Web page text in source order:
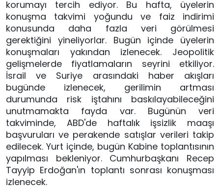
korumayı tercih ediyor. Bu hafta, üyelerin
konuşma takvimi yoğundu ve faiz indirimi
konusunda daha fazla veri görülmesi
gerektiğini yineliyorlar. Bugün içinde üyelerin
konuşmaları yakından izlenecek. Jeopolitik
gelişmelerde fiyatlamaların seyrini etkiliyor.
İsrail ve Suriye arasındaki haber akışları
bugünde izlenecek, gerilimin artması
durumunda risk iştahını baskılayabileceğini
unutmamakta fayda var. Bugünün veri
takviminde, ABD'de haftalık işsizlik maaşı
başvuruları ve perakende satışlar verileri takip
edilecek. Yurt içinde, bugün Kabine toplantısının
yapılması bekleniyor. Cumhurbaşkanı Recep
Tayyip Erdoğan'ın toplantı sonrası konuşması
izlenecek.